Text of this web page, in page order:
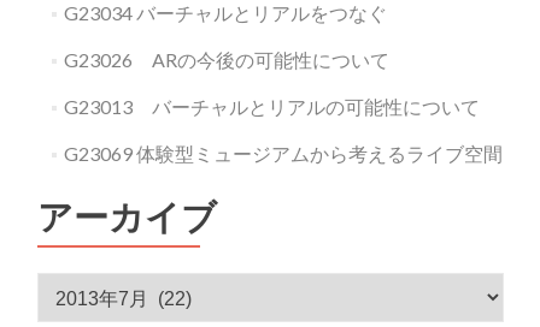
G23034 バーチャルとリアルをつなぐ
G23026 ARの今後の可能性について
G23013 バーチャルとリアルの可能性について
G23069 体験型ミュージアムから考えるライブ空間
アーカイブ
アーカイブ